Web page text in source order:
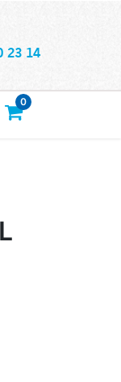
23 14
0